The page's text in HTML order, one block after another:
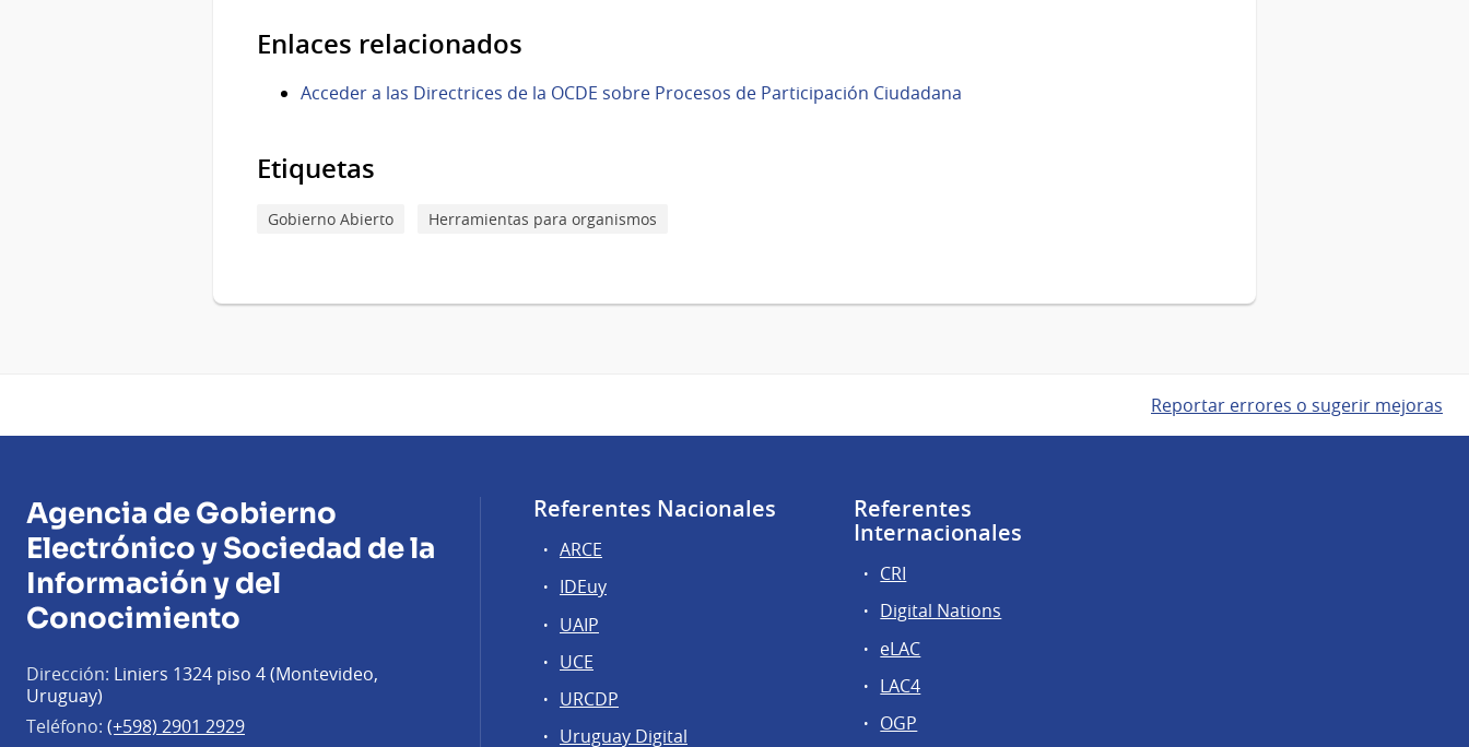
Enlaces relacionados
Acceder a las Directrices de la OCDE sobre Procesos de Participación Ciudadana
Etiquetas
Gobierno Abierto Herramientas para organismos
Reportar errores o sugerir mejoras
Agencia de Gobierno
Electrónico y Sociedad de la
Información y del
Conocimiento
Dirección: Liniers 1324 piso 4 (Montevideo,
Uruguay)
Teléfono: (+598) 2901 2929
Referentes Nacionales
ARCE
IDEuy
UAIP
UCE
URCDP
Uruguay Digital
Referentes
Internacionales
CRI
Digital Nations
eLAC
LAC4
OGP